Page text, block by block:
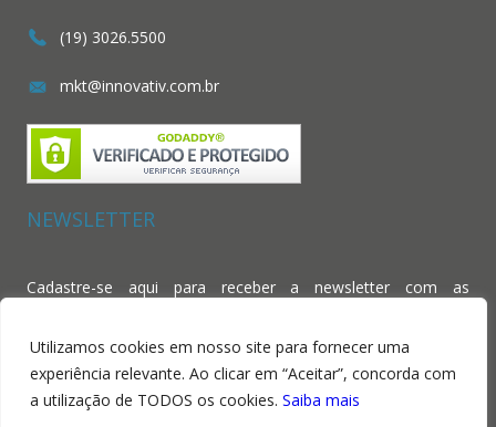
Utilizamos cookies em nosso site para fornecer uma
experiência relevante. Ao clicar em “Aceitar”, concorda com
a utilização de TODOS os cookies. Saiba mais
(19) 3026.5500
mkt@innovativ.com.br
NEWSLETTER
Cadastre-se aqui para receber a newsletter com as